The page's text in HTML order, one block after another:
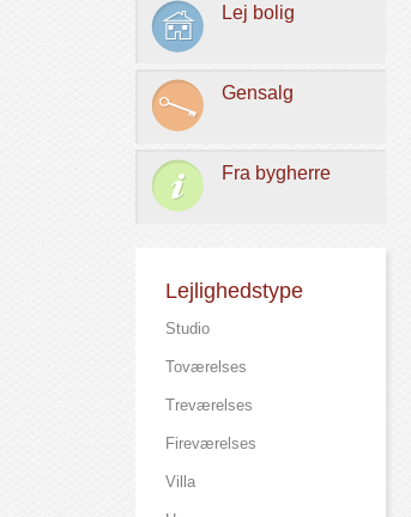
Lej bolig
Gensalg
Fra bygherre
Lejlighedstype
Studio
Toværelses
Treværelses
Fireværelses
Villa